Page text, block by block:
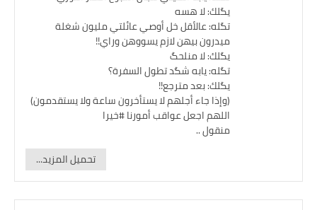
يگلك: لا هسه
تگله: عالأقل خل أوصي عائلتي مليون شغلة
ميدرون بيهن لازم يسووهن وراي!!
يگلك: لا منلحگ
تگله: يابه شگد تطول السفرة؟
يگلك: بعد مترجع!!
(وإذا جاء أجلهم لا يستأخرون ساعة ولا يستقدمون)
اللهم اجعل عواقب أمورنا #خيرا
منقول ..
تحميل المزيد...